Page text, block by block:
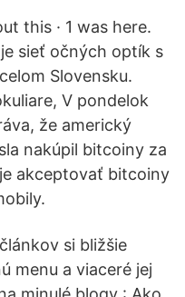
this · 1 was here.
je sieť očných optík s
Slovensku.
V pondelok
že americký
nakúpil bitcoiny za
akceptovať bitcoiny
si bližšie
menu a viaceré jej